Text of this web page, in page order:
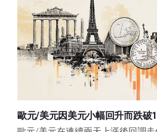
歐元/美元因美元小幅回升而跌破